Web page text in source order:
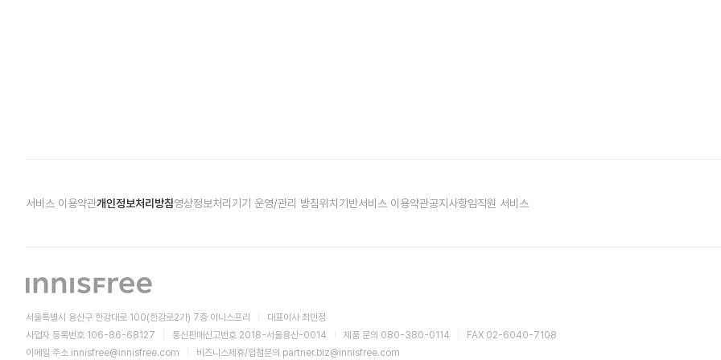
서울특별시 용산구 한강대로 100(한강로2가) 7층 이니스프리
대표이사 최민정
사업자 등록번호 106-86-68127
통신판매신고번호 2018-서울용산-0014 제품 문의 080-380-0114
FAX 02-6040-7108
이메일 주소 innisfree@innisfree.com 비즈니스제휴/입점문의 partner.biz@innisfree.com
서비스 이용약관개인정보처리방침영상정보처리기기 운영/관리 방침위치기반서비스 이용약관공지사항임직원 서비스